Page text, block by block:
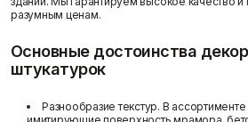
разумным ценам.
Основные достоинства
штукатурок
Разнообразие текстур. В ассортименте